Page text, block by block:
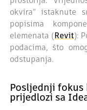
okvira” istaknute
popisima
elemenata ( Revit):
podacima, što
odstupanja.
Posljednji
prijedlozi sa